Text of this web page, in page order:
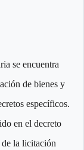
se encuentra
de bienes y
específicos.
en el decreto
de la licitación